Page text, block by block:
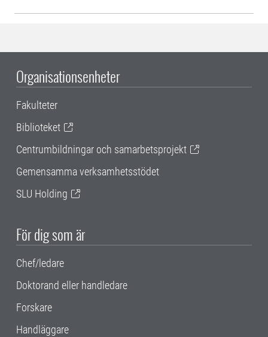
Organisationsenheter
Fakulteter
Biblioteket
Centrumbildningar och samarbetsprojekt
Gemensamma verksamhetsstödet
SLU Holding
För dig som är
Chef/ledare
Doktorand eller handledare
Forskare
Handläggare